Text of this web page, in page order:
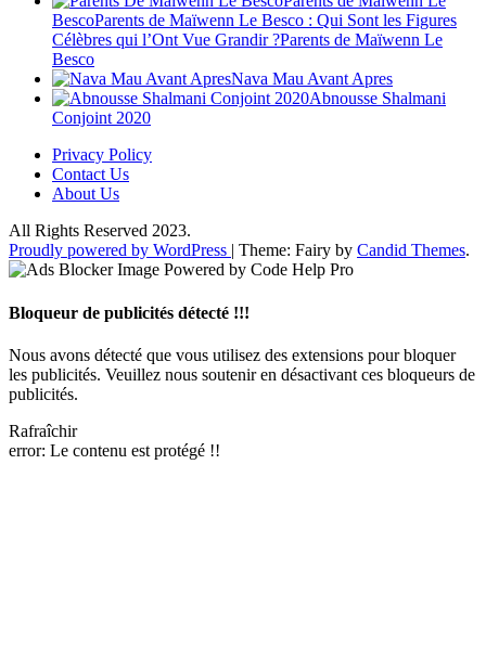
BescoParents de Maïwenn Le Besco : Qui Sont les Figures
Célèbres qui l’Ont Vue Grandir ?Parents de Maïwenn Le
Besco
Nava Mau Avant Apres
Abnousse Shalmani
Conjoint 2020
Privacy Policy
Contact Us
About Us
All Rights Reserved 2023.
Proudly powered by WordPress | Theme: Fairy by Candid Themes.
Bloqueur de publicités détecté !!!
Nous avons détecté que vous utilisez des extensions pour bloquer
les publicités. Veuillez nous soutenir en désactivant ces bloqueurs de
publicités.
Rafraîchir
error: Le contenu est protégé !!